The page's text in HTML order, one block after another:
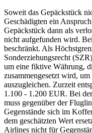
Soweit das Gepäckstück
Geschädigten ein
Gepäckstück dann als
nicht aufgefunden wird.
beschränkt. Als
Sonderziehungsrecht
um eine fiktive Währung,
zusammengesetzt wird,
auszugleichen. Zurzeit
1.100 - 1.200 EUR. Bei
muss gegenüber der
Gegenstände sich im
dem geschätzten Wert
Airlines nicht für